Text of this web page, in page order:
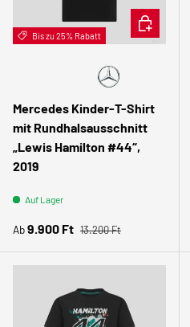
Bis zu 25% Rabatt
🧑🏻
Mercedes Kinder-T-Shirt
mit Rundhalsausschnitt
„Lewis Hamilton #44“,
2019
Auf Lager
Verkaufspreis
Ab9.900 Ft Normaler Preis
13.200 Ft
OPTIONEN